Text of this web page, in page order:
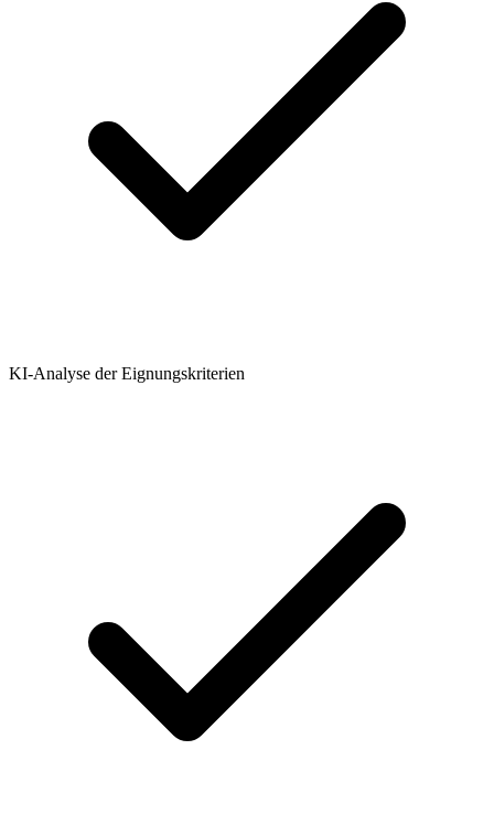
KI-Analyse der Eignungskriterien